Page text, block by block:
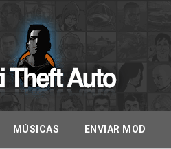
MÚSICAS ENVIAR MOD